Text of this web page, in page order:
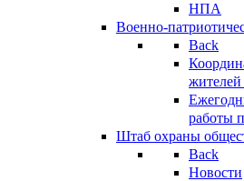
НПА
Военно-
Back
жителей
работы
Штаб охраны
Back
Новости